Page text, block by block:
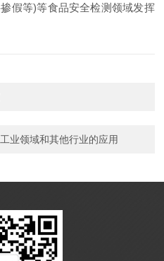
假等)等食品安全检测领域发挥
业领域和其他行业的应用